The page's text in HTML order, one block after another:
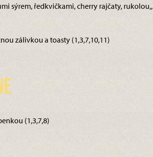
sýrem, ředkvičkami, cherry rajčaty, rukolou,,
zálivkou a toasty (1,3,7,10,11)
(1,3,7,8)